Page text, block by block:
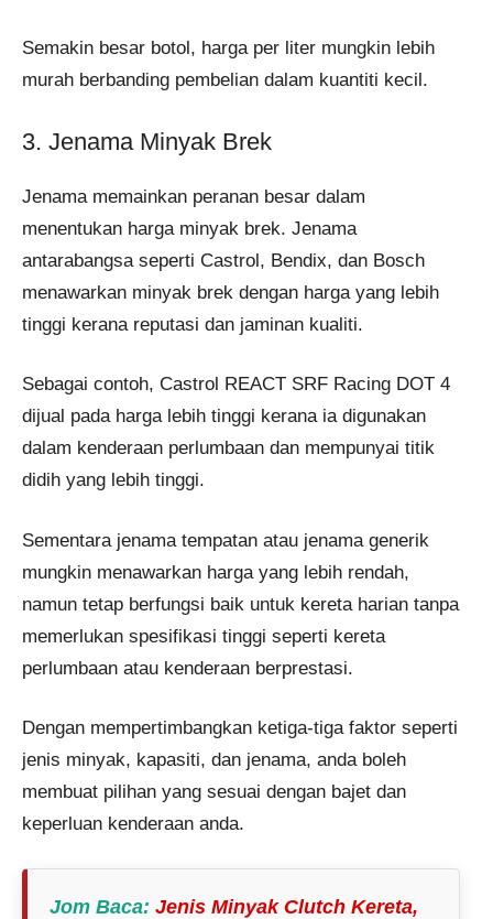
Semakin besar botol, harga per liter mungkin lebih
murah berbanding pembelian dalam kuantiti kecil.
3. Jenama Minyak Brek
Jenama memainkan peranan besar dalam
menentukan harga minyak brek. Jenama
antarabangsa seperti Castrol, Bendix, dan Bosch
menawarkan minyak brek dengan harga yang lebih
tinggi kerana reputasi dan jaminan kualiti.
Sebagai contoh, Castrol REACT SRF Racing DOT 4
dijual pada harga lebih tinggi kerana ia digunakan
dalam kenderaan perlumbaan dan mempunyai titik
didih yang lebih tinggi​.
Sementara jenama tempatan atau jenama generik
mungkin menawarkan harga yang lebih rendah,
namun tetap berfungsi baik untuk kereta harian tanpa
memerlukan spesifikasi tinggi seperti kereta
perlumbaan atau kenderaan berprestasi​.
Dengan mempertimbangkan ketiga-tiga faktor seperti
jenis minyak, kapasiti, dan jenama, anda boleh
membuat pilihan yang sesuai dengan bajet dan
keperluan kenderaan anda.
Jom Baca: Jenis Minyak Clutch Kereta,